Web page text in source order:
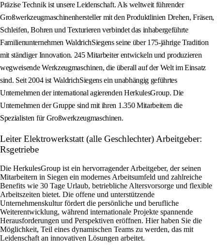
Präzise Technik ist unsere Leidenschaft. Als weltweit führender
Großwerkzeugmaschinenhersteller mit den Produktlinien Drehen, Fräsen,
Schleifen, Bohren und Texturieren verbindet das inhabergeführte
Familienunternehmen WaldrichSiegens seine über 175-jährige Tradition
mit ständiger Innovation. 245 Mitarbeiter entwickeln und produzieren
wegweisende Werkzeugmaschinen, die überall auf der Welt im Einsatz
sind. Seit 2004 ist WaldrichSiegens ein unabhängig geführtes
Unternehmen der international agierenden HerkulesGroup. Die
Unternehmen der Gruppe sind mit ihren 1.350 Mitarbeitern die
Spezialisten für Großwerkzeugmaschinen.
Leiter Elektrowerkstatt (alle Geschlechter) Arbeitgeber:
Rsgetriebe
Die HerkulesGroup ist ein hervorragender Arbeitgeber, der seinen
Mitarbeitern in Siegen ein modernes Arbeitsumfeld und zahlreiche
Benefits wie 30 Tage Urlaub, betriebliche Altersvorsorge und flexible
Arbeitszeiten bietet. Die offene und unterstützende
Unternehmenskultur fördert die persönliche und berufliche
Weiterentwicklung, während internationale Projekte spannende
Herausforderungen und Perspektiven eröffnen. Hier haben Sie die
Möglichkeit, Teil eines dynamischen Teams zu werden, das mit
Leidenschaft an innovativen Lösungen arbeitet.